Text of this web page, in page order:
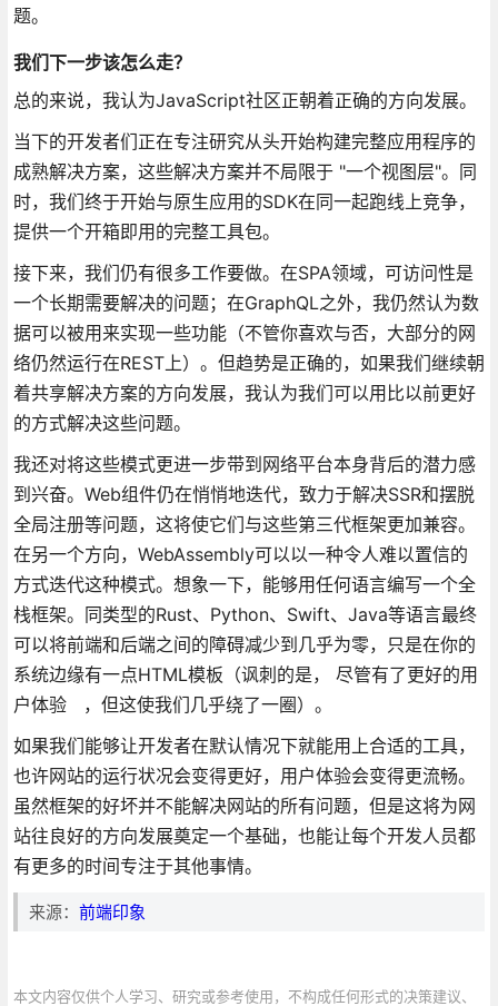
题。
我们下一步该怎么走？
总的来说，我认为JavaScript社区正朝着正确的方向发展。
当下的开发者们正在专注研究从头开始构建完整应用程序的
成熟解决方案，这些解决方案并不局限于 "一个视图层"。同
时，我们终于开始与原生应用的SDK在同一起跑线上竞争，
提供一个开箱即用的完整工具包。
接下来，我们仍有很多工作要做。在SPA领域，可访问性是
一个长期需要解决的问题；在GraphQL之外，我仍然认为数
据可以被用来实现一些功能（不管你喜欢与否，大部分的网
络仍然运行在REST上）。但趋势是正确的，如果我们继续朝
着共享解决方案的方向发展，我认为我们可以用比以前更好
的方式解决这些问题。
我还对将这些模式更进一步带到网络平台本身背后的潜力感
到兴奋。Web组件仍在悄悄地迭代，致力于解决SSR和摆脱
全局注册等问题，这将使它们与这些第三代框架更加兼容。
在另一个方向，WebAssembly可以以一种令人难以置信的
方式迭代这种模式。想象一下，能够用任何语言编写一个全
栈框架。同类型的Rust、Python、Swift、Java等语言最终
可以将前端和后端之间的障碍减少到几乎为零，只是在你的
系统边缘有一点HTML模板（讽刺的是， 尽管有了更好的用
户体验 ，但这使我们几乎绕了一圈）。
如果我们能够让开发者在默认情况下就能用上合适的工具，
也许网站的运行状况会变得更好，用户体验会变得更流畅。
虽然框架的好坏并不能解决网站的所有问题，但是这将为网
站往良好的方向发展奠定一个基础，也能让每个开发人员都
有更多的时间专注于其他事情。
来源： 前端印象
本文内容仅供个人学习、研究或参考使用，不构成任何形式的决策建议、